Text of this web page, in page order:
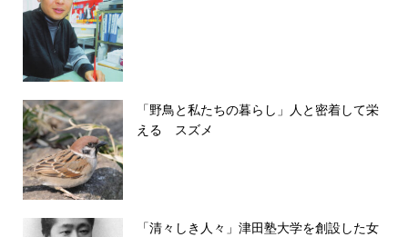
「野鳥と私たちの暮らし」人と密着して栄
える スズメ
「清々しき人々」津田塾大学を創設した女